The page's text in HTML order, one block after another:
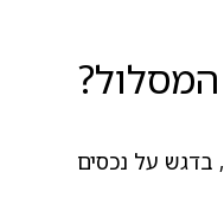
בדגש על נכסים